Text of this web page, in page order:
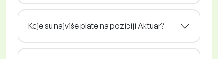
Koje su najviše plate na poziciji Aktuar?